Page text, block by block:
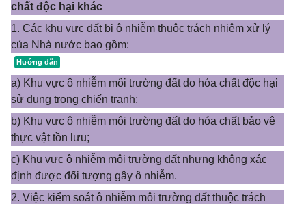
chất độc hại khác
1. Các khu vực đất bị ô nhiễm thuộc trách nhiệm xử lý
của Nhà nước bao gồm:
a) Khu vực ô nhiễm môi trường đất do hóa chất độc hại
sử dụng trong chiến tranh;
b) Khu vực ô nhiễm môi trường đất do hóa chất bảo vệ
thực vật tồn lưu;
c) Khu vực ô nhiễm môi trường đất nhưng không xác
định được đối tượng gây ô nhiễm.
2. Việc kiểm soát ô nhiễm môi trường đất thuộc trách